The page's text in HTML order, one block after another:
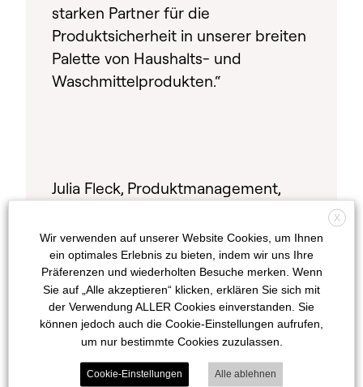
starken Partner für die
Produktsicherheit in unserer breiten
Palette von Haushalts- und
Waschmittelprodukten.“
Julia Fleck, Produktmanagement,
X
Wir verwenden auf unserer Website Cookies, um Ihnen
ein optimales Erlebnis zu bieten, indem wir uns Ihre
Präferenzen und wiederholten Besuche merken. Wenn
Sie auf „Alle akzeptieren“ klicken, erklären Sie sich mit
der Verwendung ALLER Cookies einverstanden. Sie
können jedoch auch die Cookie-Einstellungen aufrufen,
um nur bestimmte Cookies zuzulassen.
Cookie-Einstellungen Alle ablehnen